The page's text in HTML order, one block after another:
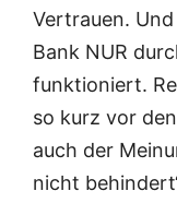
Vertrauen.
Bank NUR
funktioniert.
so kurz vor
auch der
nicht